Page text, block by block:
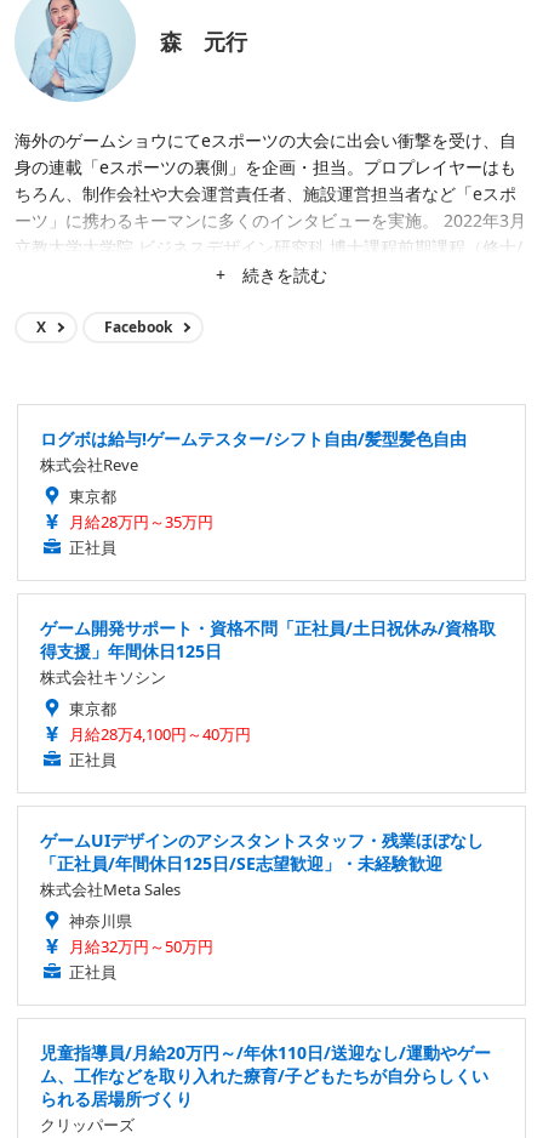
森 元行
海外のゲームショウにてeスポーツの大会に出会い衝撃を受け、自
身の連載「eスポーツの裏側」を企画・担当。プロプレイヤーはも
ちろん、制作会社や大会運営責任者、施設運営担当者など「eスポ
ーツ」に携わるキーマンに多くのインタビューを実施。 2022年3月
立教大学大学院 ビジネスデザイン研究科 博士課程前期課程（修士/
+ 続きを読む
X Facebook
ログボは給与!ゲームテスター/シフト自由/髪型髪色自由
株式会社Reve
東京都
月給28万円～35万円
正社員
ゲーム開発サポート・資格不問「正社員/土日祝休み/資格取
得支援」年間休日125日
株式会社キソシン
東京都
月給28万4,100円～40万円
正社員
ゲームUIデザインのアシスタントスタッフ・残業ほぼなし
「正社員/年間休日125日/SE志望歓迎」・未経験歓迎
株式会社Meta Sales
神奈川県
月給32万円～50万円
正社員
児童指導員/月給20万円～/年休110日/送迎なし/運動やゲー
ム、工作などを取り入れた療育/子どもたちが自分らしくい
られる居場所づくり
クリッパーズ